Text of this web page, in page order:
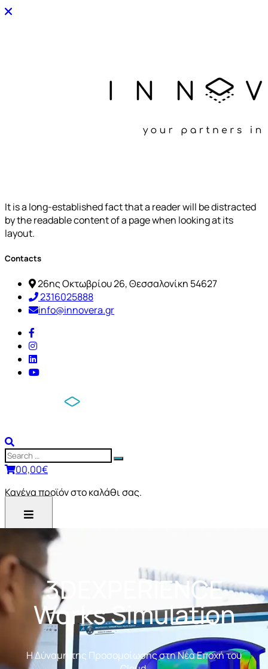
It is a long-established fact that a reader will be distracted
by the readable content of a page when looking at its
layout.
Contacts
26ης Οκτωβρίου 26, Θεσσαλονίκη 54627
2316025888
info@innovera.gr
00,00€
Κανένα προϊόν στο καλάθι σας.
3DEXPERIENCE
Works Simulation
Η Δύναμη της Προσομοίωσης στη Νέα Εποχή του